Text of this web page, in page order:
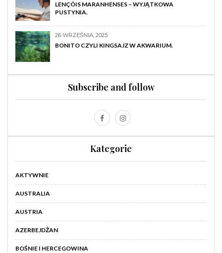
LENÇÓIS MARANHENSES – WYJĄTKOWA
PUSTYNIA.
26 WRZEŚNIA, 2025
BONITO CZYLI KINGSAJZ W AKWARIUM.
Subscribe and follow
Kategorie
AKTYWNIE
AUSTRALIA
AUSTRIA
AZERBEJDŻAN
BOŚNIE I HERCEGOWINA